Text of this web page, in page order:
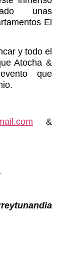
unas
El
y todo el
Atocha &
que
&